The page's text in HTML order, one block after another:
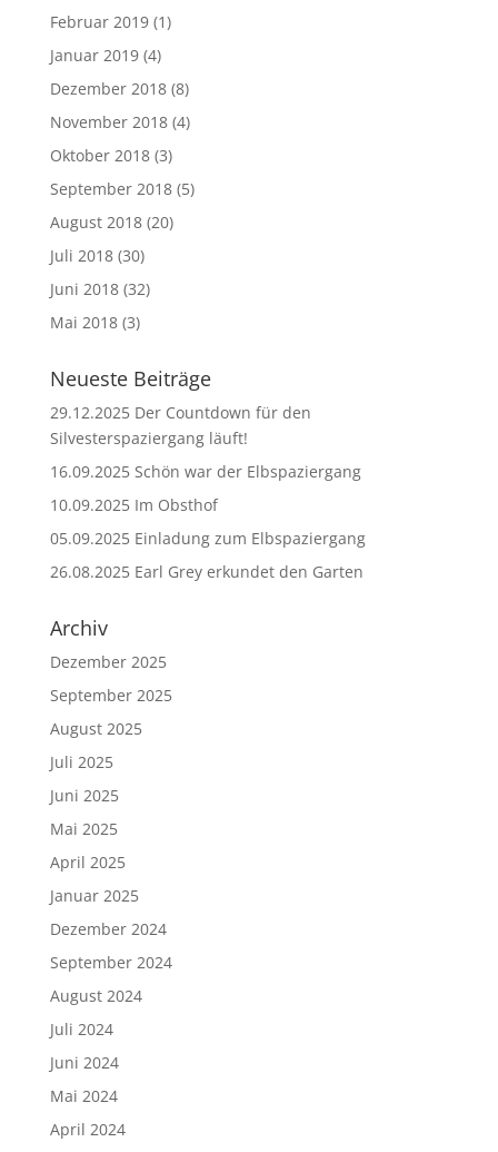
Februar 2019(1)
Januar 2019(4)
Dezember 2018(8)
November 2018(4)
Oktober 2018(3)
September 2018(5)
August 2018(20)
Juli 2018(30)
Juni 2018(32)
Mai 2018(3)
Neueste Beiträge
29.12.2025 Der Countdown für den
Silvesterspaziergang läuft!
16.09.2025 Schön war der Elbspaziergang
10.09.2025 Im Obsthof
05.09.2025 Einladung zum Elbspaziergang
26.08.2025 Earl Grey erkundet den Garten
Archiv
Dezember 2025
September 2025
August 2025
Juli 2025
Juni 2025
Mai 2025
April 2025
Januar 2025
Dezember 2024
September 2024
August 2024
Juli 2024
Juni 2024
Mai 2024
April 2024